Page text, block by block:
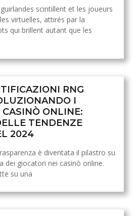
guirlandes scintillent et les joueurs
virtuelles, attirés par la
qui brillent autant que les
RNG
I
ONLINE:
TENDENZE
2024
è diventata il pilastro su
dei giocatori nei casinò online.
su una